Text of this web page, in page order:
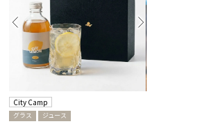
City Camp
グラス ジュース